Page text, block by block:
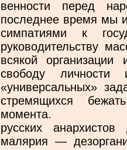
венности перед
последнее время мы
симпатиями к
руководительству
всякой
сво­боду
«универсальных»
стремящихся
момента.
русских
малярия —